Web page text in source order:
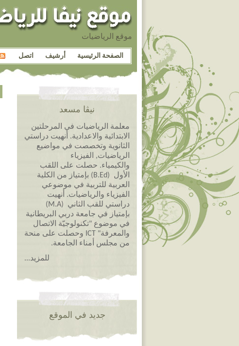
موقع الرياضيات
الصفحة الرئيسية أرشيف اتصل
نيڤا مسعد
معلمة الرياضيات في المرحلتين
الابتدائية والاعدادية. أنهيت دراستي
الثانوية وتخصصت في مواضيع
الرياضيات, الفيزياء
والكيمياء. حصلت على اللقب
الأول (B.Ed) بإمتياز من الكلية
العربية للتربية في موضوعي
الفيزياء والرياضيات. أنهيت
دراستي للقب الثاني (M.A)
بإمتياز في جامعة دربي البريطانية
في موضوع "تكنولوجيّة الاتصال
والمعرفة" ICT وحصلت على منحة
من مجلس أمناء الجامعة.
للمزيد...
جديد في الموقع